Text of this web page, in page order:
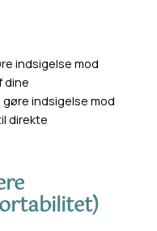
indsigelse mod
dine
indsigelse mod
direkte